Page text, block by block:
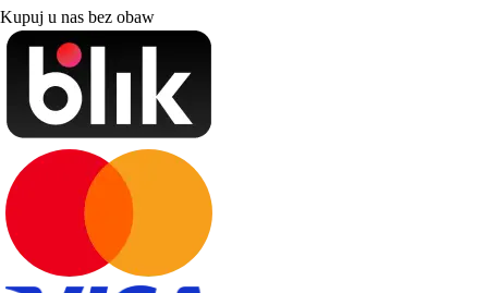
Kupuj u nas bez obaw